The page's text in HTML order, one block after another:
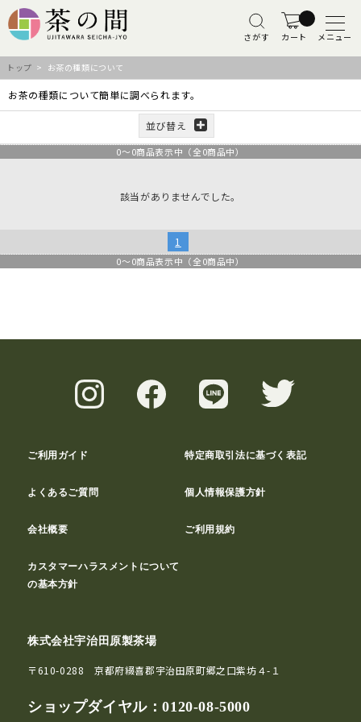
さがす カート メニュー
トップ > お茶の種類について
お茶の種類について簡単に調べられます。
並び替え
0～0商品表示中（全0商品中）
該当がありませんでした。
1
0～0商品表示中（全0商品中）
ご利用ガイド 特定商取引法に基づく表記
よくあるご質問 個人情報保護方針
会社概要 ご利用規約
カスタマーハラスメントについて
の基本方針
株式会社宇治田原製茶場
〒610-0288 京都府綴喜郡宇治田原町郷之口紫坊４-１
ショップダイヤル：0120-08-5000